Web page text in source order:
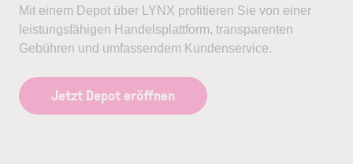
Mit einem Depot über LYNX profitieren Sie von einer
leistungsfähigen Handelsplattform, transparenten
Gebühren und umfassendem Kundenservice.
Jetzt Depot eröffnen